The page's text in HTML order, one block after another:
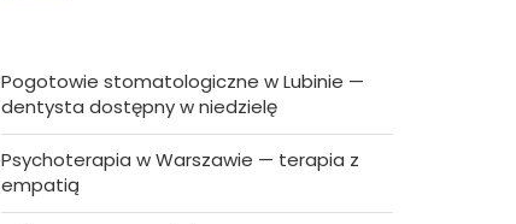
Pogotowie stomatologiczne w Lubinie —
dentysta dostępny w niedzielę
Psychoterapia w Warszawie — terapia z
empatią